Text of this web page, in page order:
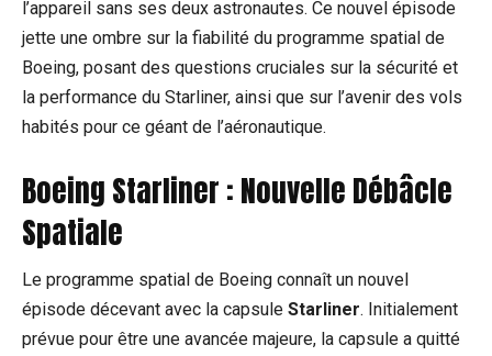
l’appareil sans ses deux astronautes. Ce nouvel épisode
jette une ombre sur la fiabilité du programme spatial de
Boeing, posant des questions cruciales sur la sécurité et
la performance du Starliner, ainsi que sur l’avenir des vols
habités pour ce géant de l’aéronautique.
Boeing Starliner : Nouvelle Débâcle
Spatiale
Le programme spatial de Boeing connaît un nouvel
épisode décevant avec la capsule Starliner. Initialement
prévue pour être une avancée majeure, la capsule a quitté